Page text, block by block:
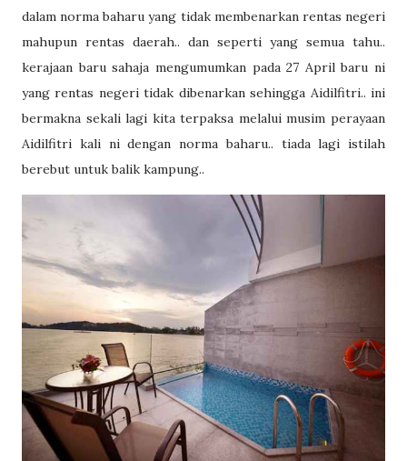
dalam norma baharu yang tidak membenarkan rentas negeri
mahupun rentas daerah.. dan seperti yang semua tahu..
kerajaan baru sahaja mengumumkan pada 27 April baru ni
yang rentas negeri tidak dibenarkan sehingga Aidilfitri.. ini
bermakna sekali lagi kita terpaksa melalui musim perayaan
Aidilfitri kali ni dengan norma baharu.. tiada lagi istilah
berebut untuk balik kampung..